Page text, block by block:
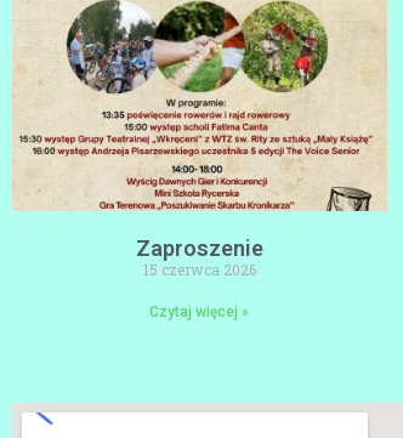
Zaproszenie
15 czerwca 2026
Czytaj więcej »